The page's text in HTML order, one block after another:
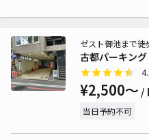
古都パーキング
ゼスト御池まで徒
¥2,500〜 /
当日予約不可